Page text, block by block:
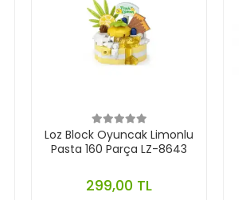
Loz Block Oyuncak Limonlu
Pasta 160 Parça LZ-8643
299,00 TL